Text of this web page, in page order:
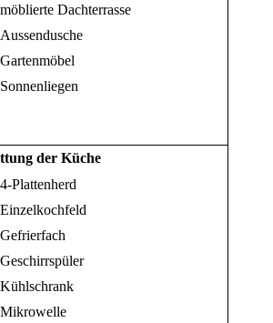
möblierte Dachterrasse
Aussendusche
Gartenmöbel
Sonnenliegen
der Küche
4-Plattenherd
Einzelkochfeld
Gefrierfach
Geschirrspüler
Kühlschrank
Mikrowelle